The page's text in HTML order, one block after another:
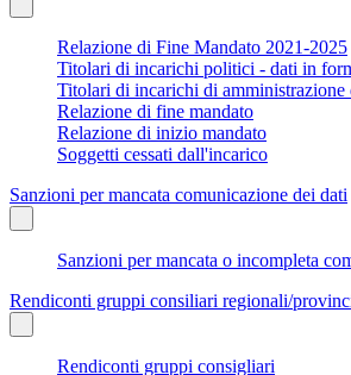
Relazione di Fine Mandato 2021-2025
Titolari di incarichi politici - dati in
Titolari di incarichi di
Relazione di fine mandato
Relazione di inizio mandato
Soggetti cessati dall'incarico
Sanzioni per mancata comunicazione dei dati
Sanzioni per mancata o incompleta
Rendiconti gruppi consiliari regionali/
Rendiconti gruppi consigliari